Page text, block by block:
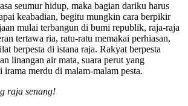
seumur hidup, maka bagian dariku harus
keabadian, begitu mungkin cara berpikir
mulai terbangun di bumi republik, raja-raja
tertawa ria, ratu-ratu memakai perhiasan,
berpesta di istana raja. Rakyat berpesta
linangan air mata, suara perut yang
irama merdu di malam-malam pesta.
raja senang!